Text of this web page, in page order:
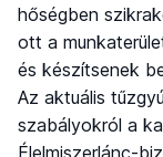
hőségben
ott a
és készítsenek
Az aktuális
szabályokról a